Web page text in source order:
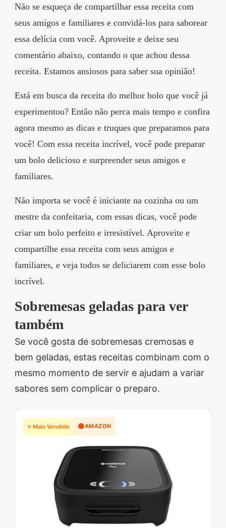
Não se esqueça de compartilhar essa receita com
seus amigos e familiares e convidá-los para saborear
essa delícia com você. Aproveite e deixe seu
comentário abaixo, contando o que achou dessa
receita. Estamos ansiosos para saber sua opinião!
Está em busca da receita do melhor bolo que você já
experimentou? Então não perca mais tempo e confira
agora mesmo as dicas e truques que preparamos para
você! Com essa receita incrível, você pode preparar
um bolo delicioso e surpreender seus amigos e
familiares.
Não importa se você é iniciante na cozinha ou um
mestre da confeitaria, com essas dicas, você pode
criar um bolo perfeito e irresistível. Aproveite e
compartilhe essa receita com seus amigos e
familiares, e veja todos se deliciarem com esse bolo
incrível.
Sobremesas geladas para ver
também
Se você gosta de sobremesas cremosas e
bem geladas, estas receitas combinam com o
mesmo momento de servir e ajudam a variar
sabores sem complicar o preparo.
⭐ Mais Vendido 🟠AMAZON